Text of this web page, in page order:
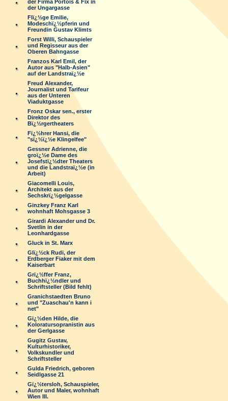
der Firma Portois & Fix in
der Ungargasse
Flï¿½ge Emilie,
Modeschï¿½pferin und
Freundin Gustav Klimts
Forst Willi, Schauspieler
und Regisseur aus der
Oberen Bahngasse
Franzos Karl Emil, der
Autor aus "Halb-Asien"
auf der Landstraï¿½e
Freud Alexander,
Journalist und Tarifeur
aus der Unteren
Viaduktgasse
Fronz Oskar sen., erster
Direktor des
Bï¿½rgertheaters
Fï¿½hrer Hansi, die
"sï¿½ï¿½e Klingelfee"
Gessner Adrienne, die
groï¿½e Dame des
Josefstï¿½dter Theaters
und die Landstraï¿½e (in
Arbeit)
Giacomelli Louis,
Architekt aus der
Sechskrï¿½gelgasse
Ginzkey Franz Karl
wohnhaft Mohsgasse 3
Girardi Alexander und Dr.
Svetlin in der
Leonhardgasse
Gluck in St. Marx
Glï¿½ck Rudi, der
Erdberger Fiaker mit dem
Kaiserbart
Grï¿½ffer Franz,
Buchhï¿½ndler und
Schriftsteller (Bild fehlt)
Granichstaedten Bruno
und "Zuaschau'n kann i
net"
Gï¿½den Hilde, die
Koloratursopranistin aus
der Gerlgasse
Gugitz Gustav,
Kulturhistoriker,
Volkskundler und
Schriftsteller
Gulda Friedrich, geboren
Seidlgasse 21
Gï¿½tersloh, Schauspieler,
Autor und Maler, wohnhaft
Wien III.